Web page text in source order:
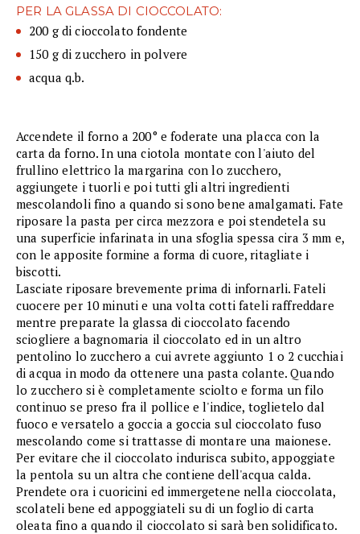
PER LA GLASSA DI CIOCCOLATO:
200 g di cioccolato fondente
150 g di zucchero in polvere
acqua q.b.
Accendete il forno a 200° e foderate una placca con la
carta da forno. In una ciotola montate con l'aiuto del
frullino elettrico la margarina con lo zucchero,
aggiungete i tuorli e poi tutti gli altri ingredienti
mescolandoli fino a quando si sono bene amalgamati. Fate
riposare la pasta per circa mezzora e poi stendetela su
una superficie infarinata in una sfoglia spessa cira 3 mm e,
con le apposite formine a forma di cuore, ritagliate i
biscotti.
Lasciate riposare brevemente prima di infornarli. Fateli
cuocere per 10 minuti e una volta cotti fateli raffreddare
mentre preparate la glassa di cioccolato facendo
sciogliere a bagnomaria il cioccolato ed in un altro
pentolino lo zucchero a cui avrete aggiunto 1 o 2 cucchiai
di acqua in modo da ottenere una pasta colante. Quando
lo zucchero si è completamente sciolto e forma un filo
continuo se preso fra il pollice e l'indice, toglietelo dal
fuoco e versatelo a goccia a goccia sul cioccolato fuso
mescolando come si trattasse di montare una maionese.
Per evitare che il cioccolato indurisca subito, appoggiate
la pentola su un altra che contiene dell'acqua calda.
Prendete ora i cuoricini ed immergetene nella cioccolata,
scolateli bene ed appoggiateli su di un foglio di carta
oleata fino a quando il cioccolato si sarà ben solidificato.